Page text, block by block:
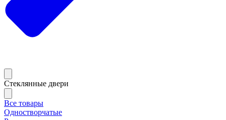
Стеклянные двери
Все товары
Одностворчатые